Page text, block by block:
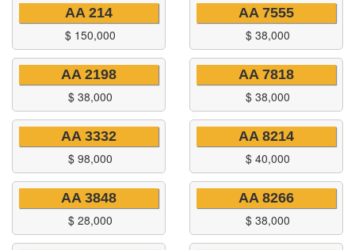
AA 214
$ 150,000
AA 2198
$ 38,000
AA 3332
$ 98,000
AA 3848
$ 28,000
AA 7555
$ 38,000
AA 7818
$ 38,000
AA 8214
$ 40,000
AA 8266
$ 38,000